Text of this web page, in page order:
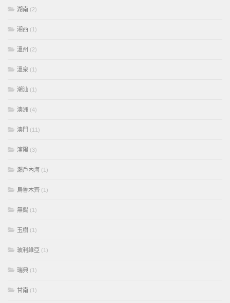
湖南 (2)
湘西 (1)
溫州 (2)
溫泉 (1)
潮汕 (1)
澳洲 (4)
澳門 (11)
瀋陽 (3)
瀨戶內海 (1)
烏魯木齊 (1)
無錫 (1)
玉樹 (1)
玻利維亞 (1)
瑞典 (1)
甘南 (1)